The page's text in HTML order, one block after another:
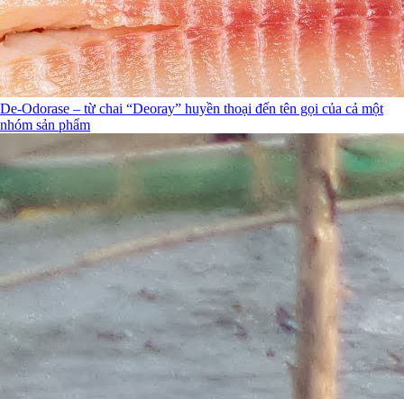
De-Odorase – từ chai “Deoray” huyền thoại đến tên gọi của cả một
nhóm sản phẩm